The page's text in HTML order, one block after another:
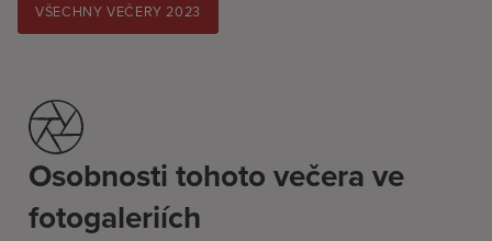
VŠECHNY VEČERY 2023
Osobnosti tohoto večera ve
fotogaleriích